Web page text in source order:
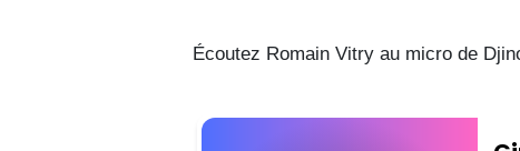
Écoutez Romain Vitry au micro de